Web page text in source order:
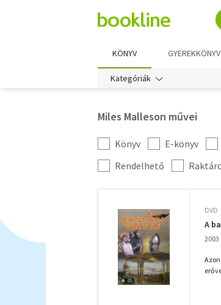
KÖNYV GYEREKKÖNYV
Kategóriák
Miles Malleson művei
Kategória
szűrés
Könyv E-könyv
További
szűrők
Rendelhető
DVD
A
2003